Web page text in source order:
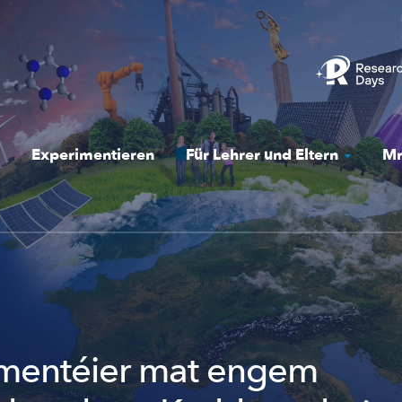
Experimentieren Für Lehrer und Eltern
mat engem